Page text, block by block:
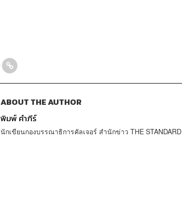
ABOUT THE AUTHOR
พิมพ์ คำภีร์
นักเขียนกองบรรณาธิการคัลเจอร์ สำนักข่าว THE STANDARD